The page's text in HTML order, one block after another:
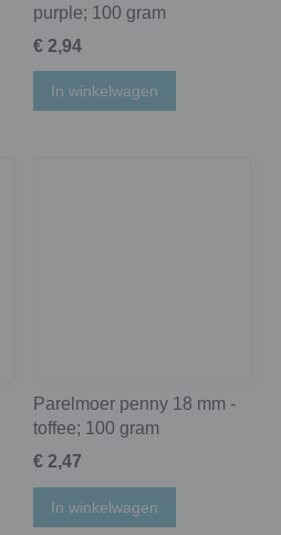
purple; 100 gram
€ 2,94
In winkelwagen
Parelmoer penny 18 mm -
toffee; 100 gram
€ 2,47
In winkelwagen